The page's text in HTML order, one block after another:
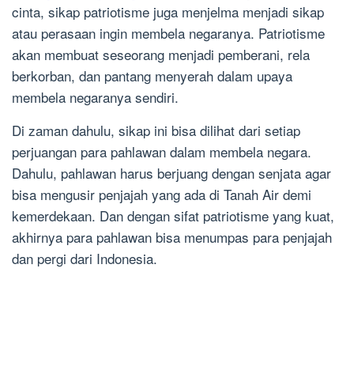
cinta, sikap patriotisme juga menjelma menjadi sikap
atau perasaan ingin membela negaranya. Patriotisme
akan membuat seseorang menjadi pemberani, rela
berkorban, dan pantang menyerah dalam upaya
membela negaranya sendiri.
Di zaman dahulu, sikap ini bisa dilihat dari setiap
perjuangan para pahlawan dalam membela negara.
Dahulu, pahlawan harus berjuang dengan senjata agar
bisa mengusir penjajah yang ada di Tanah Air demi
kemerdekaan. Dan dengan sifat patriotisme yang kuat,
akhirnya para pahlawan bisa menumpas para penjajah
dan pergi dari Indonesia.